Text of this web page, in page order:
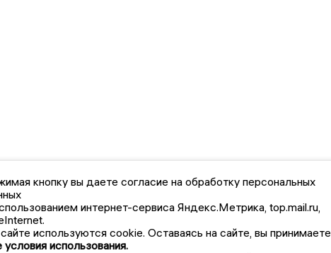
кнопку вы даете согласие на обработку персональных
интернет-сервиса Яндекс.Метрика, top.mail.ru,
используются cookie. Оставаясь на сайте, вы принимаете
условия использования.